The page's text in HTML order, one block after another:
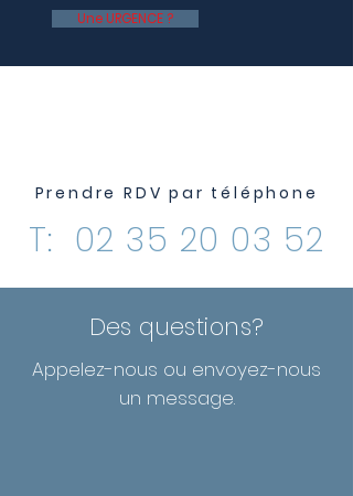
Une URGENCE ?
Prendre RDV par téléphone
T: 02 35 20 03 52
Des questions?
Appelez-nous ou envoyez-nous
un message.